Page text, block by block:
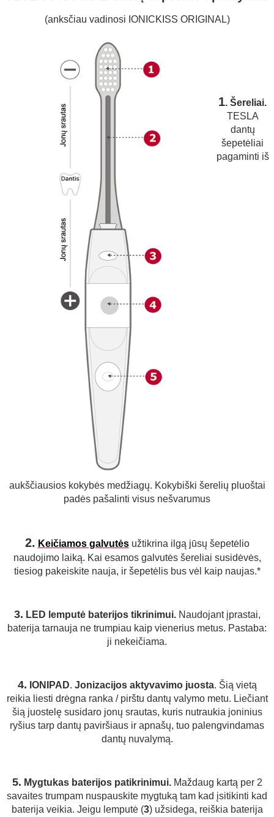
(anksčiau vadinosi IONICKISS ORIGINAL)
1. Šereliai.
TESLA
dantų
šepetėliai
pagaminti iš
aukščiausios kokybės medžiagų. Kokybiški šerelių pluoštai
padės pašalinti visus nešvarumus
2. Keičiamos galvutėsužtikrina ilgą jūsų šepetėlio
naudojimo laiką. Kai esamos galvutės šereliai susidėvės,
tiesiog pakeiskite nauja, ir šepetėlis bus vėl kaip naujas.*
3. LED lemputė baterijos tikrinimui.Naudojant įprastai,
baterija tarnauja ne trumpiau kaip vienerius metus. Pastaba:
ji nekeičiama.
4. IONIPAD. Jonizacijos aktyvavimo juosta. Šią vietą
reikia liesti drėgna ranka / pirštu dantų valymo metu. Liečiant
šią juostelę susidaro jonų srautas, kuris nutraukia joninius
ryšius tarp dantų paviršiaus ir apnašų, tuo palengvindamas
dantų nuvalymą.
5. Mygtukas baterijos patikrinimui.Maždaug kartą per 2
savaites trumpam nuspauskite mygtuką tam kad įsitikinti kad
baterija veikia. Jeigu lemputė (3) užsidega, reiškia baterija